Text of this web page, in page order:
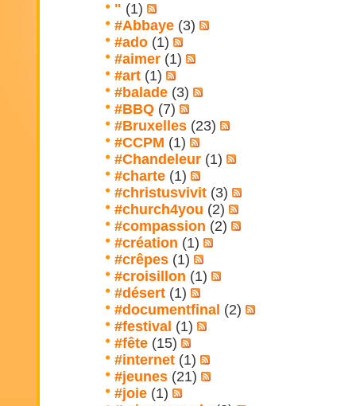
" (1)
#Abbaye (3)
#ado (1)
#aimer (1)
#art (1)
#balade (3)
#BBQ (7)
#Bruxelles (23)
#CCPM (1)
#Chandeleur (1)
#charte (1)
#christusvivit (3)
#church4you (2)
#compassion (2)
#création (1)
#crêpes (1)
#croisillon (1)
#désert (1)
#documentfinal (2)
#festival (1)
#fête (15)
#internet (1)
#jeunes (21)
#joie (1)